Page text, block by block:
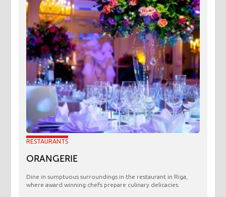
RESTAURANTS
ORANGERIE
​Dine in sumptuous surroundings in the restaurant in Riga,
where award winning chefs prepare culinary delicacies.